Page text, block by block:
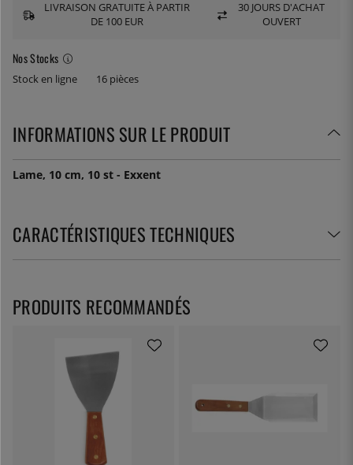
Nos Stocks
Stock en ligne 16 pièces
LIVRAISON GRATUITE À PARTIR
DE 100 EUR
30 JOURS D'ACHAT
OUVERT
INFORMATIONS SUR LE PRODUIT
Lame, 10 cm, 10 st - Exxent
CARACTÉRISTIQUES TECHNIQUES
PRODUITS RECOMMANDÉS